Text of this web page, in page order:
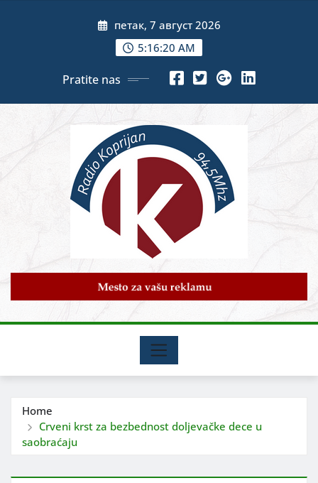
петак, 7 август 2026
5:16:21 AM
Pratite nas
Home
Crveni krst za bezbednost doljevačke dece u
saobraćaju